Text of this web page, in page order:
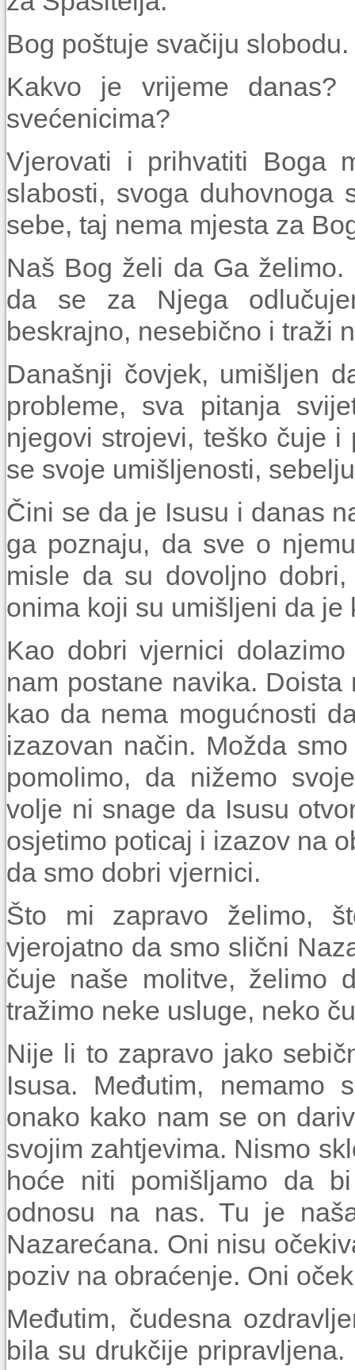
Bog poštuje svačiju slobodu.
Kakvo je vrijeme
svećenicima?
Vjerovati i prihvatiti Boga
slabosti, svoga duhovnoga
sebe, taj nema mjesta za
Naš Bog želi da Ga
da se za Njega
beskrajno, nesebično i traži
Današnji čovjek, umišljen
probleme, sva pitanja
njegovi strojevi, teško čuje
se svoje umišljenosti,
Čini se da je Isusu i danas
ga poznaju, da sve o
misle da su dovoljno
onima koji su umišljeni da je
Kao dobri vjernici
nam postane navika.
kao da nema mogućnosti
iza­zovan način. Možda
pomolimo, da nižemo
volje ni snage da Isusu
osjetimo poticaj i izazov na
da smo dobri vjernici.
Što mi zapravo želimo,
vjerojatno da smo slični
čuje naše molitve, želimo
tražimo neke usluge, neko
Nije li to zapravo jako
Isusa. Međutim, nemamo
onako kako nam se on
svojim zahtjevi­ma. Nismo
hoće niti pomišljamo da
odnosu na nas. Tu je
Nazarećana. Oni nisu
poziv na obraćenje. Oni
Međutim, čudesna
bila su drukčije